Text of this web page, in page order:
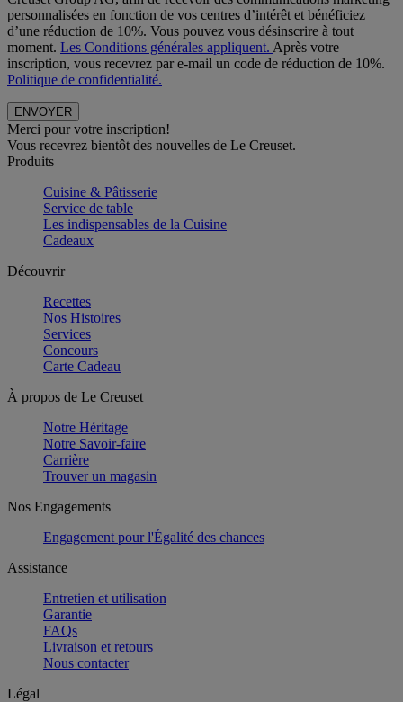
personnalisées en fonction de vos centres d’intérêt et bénéficiez
d’une réduction de 10%. Vous pouvez vous désinscrire à tout
moment. Les Conditions générales appliquent. Après votre
inscription, vous recevrez par e-mail un code de réduction de 10%.
Politique de confidentialité.
Merci pour votre inscription!
Vous recevrez bientôt des nouvelles de Le Creuset.
Produits
Cuisine & Pâtisserie
Service de table
Les indispensables de la Cuisine
Cadeaux
Découvrir
Recettes
Nos Histoires
Services
Concours
Carte Cadeau
À propos de Le Creuset
Notre Héritage
Notre Savoir-faire
Carrière
Trouver un magasin
Nos Engagements
Engagement pour l'Égalité des chances
Assistance
Entretien et utilisation
Garantie
FAQs
Livraison et retours
Nous contacter
Légal